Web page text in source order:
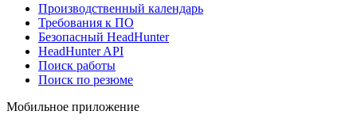
Производственный календарь
Требования к ПО
Безопасный HeadHunter
HeadHunter API
Поиск работы
Поиск по резюме
Мобильное приложение